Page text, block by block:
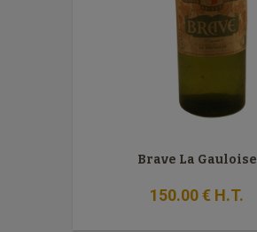
Brave La Gauloise
150.00€ H.T.